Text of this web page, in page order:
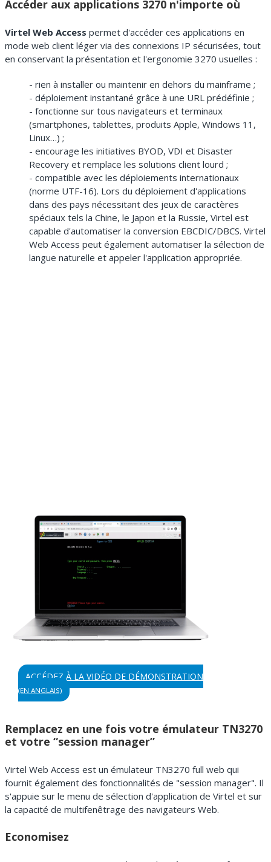
Accéder aux applications 3270 n'importe où
Virtel Web Access permet d'accéder ces applications en
mode web client léger via des connexions IP sécurisées, tout
en conservant la présentation et l'ergonomie 3270 usuelles :
- rien à installer ou maintenir en dehors du mainframe ;
- déploiement instantané grâce à une URL prédéfinie ;
- fonctionne sur tous navigateurs et terminaux
(smartphones, tablettes, produits Apple, Windows 11,
Linux…) ;
- encourage les initiatives BYOD, VDI et Disaster
Recovery et remplace les solutions client lourd ;
- compatible avec les déploiements internationaux
(norme UTF-16). Lors du déploiement d'applications
dans des pays nécessitant des jeux de caractères
spéciaux tels la Chine, le Japon et la Russie, Virtel est
capable d'automatiser la conversion EBCDIC/DBCS. Virtel
Web Access peut également automatiser la sélection de
langue naturelle et appeler l'application appropriée.
ACCÉDEZ À LA VIDÉO DE DÉMONSTRATION
(EN ANGLAIS)
Remplacez en une fois votre émulateur TN3270
et votre “session manager”
Virtel Web Access est un émulateur TN3270 full web qui
fournit également des fonctionnalités de "session manager". Il
s'appuie sur le menu de sélection d'application de Virtel et sur
la capacité de multifenêtrage des navigateurs Web.
Economisez